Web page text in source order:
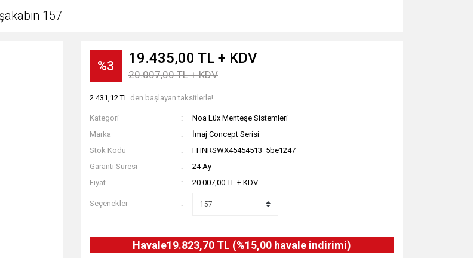
157
%3 19.435,00 TL + KDV
20.007,00 TL + KDV
2.431,12 TL den başlayan taksitlerle!
Kategori
Noa Lüx Menteşe Sistemleri
Marka
İmaj Concept Serisi
Stok Kodu
FHNRSWX45454513_5be1247
Garanti Süresi
24 Ay
Fiyat
20.007,00 TL + KDV
Seçenekler
Havale19.823,70 TL (%15,00 havale indirimi)